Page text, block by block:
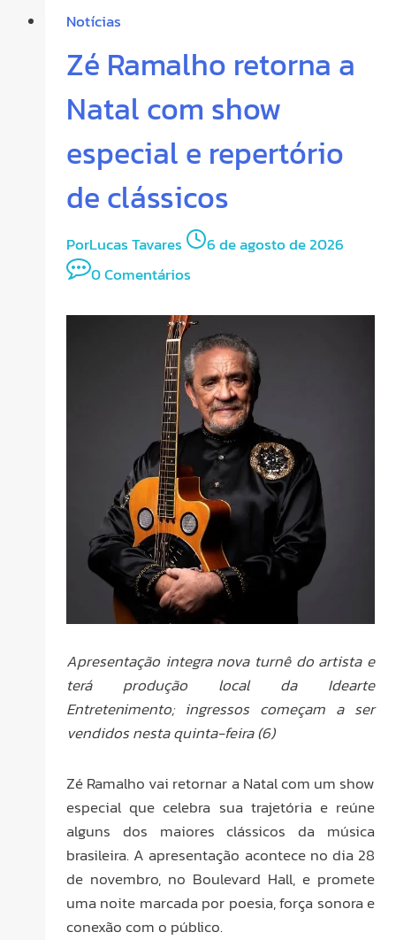
Notícias
Zé Ramalho retorna a
Natal com show
especial e repertório
de clássicos
PorLucas Tavares
6 de agosto de 2026
0 Comentários
Apresentação integra nova turnê do artista e
terá produção local da Idearte
Entretenimento; ingressos começam a ser
vendidos nesta quinta-feira (6)
Zé Ramalho vai retornar a Natal com um show
especial que celebra sua trajetória e reúne
alguns dos maiores clássicos da música
brasileira. A apresentação acontece no dia 28
de novembro, no Boulevard Hall, e promete
uma noite marcada por poesia, força sonora e
conexão com o público.